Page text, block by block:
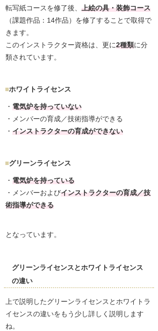
転写紙コースを修了後、
上絵の具・装飾コース
（課題作品：14作品）を修了することで取得で
きます。
このインストラクター資格は、更に2種類に分
類されています。
ホワイトライセンス
・ 電気炉を持っていない
・メンバーの育成／技術指導ができる
・ インストラクターの育成ができない
グリーンライセンス
・ 電気炉を持っている
・メンバーおよびインストラクターの育成／技
術指導ができる
となっています。
グリーンライセンスとホワイトライセンス
の違い
上で説明したグリーンライセンスとホワイトラ
イセンスの違いをもう少し詳しく説明します
ね。